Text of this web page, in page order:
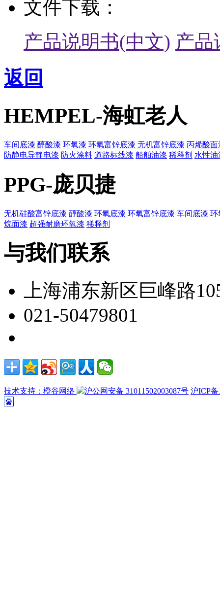
文件下载：
产品说明书(中文) 产品
返回
HEMPEL-海虹老人
车间底漆 醇酸漆 环氧漆 环氧富锌底漆 无机富锌底漆 丙烯酸面
防静电导静电漆 防火涂料 道路标线漆 船舶油漆 稀释剂 水性油
PPG-庞贝捷
无机硅酸富锌底漆 醇酸漆 环氧底漆 环氧富锌底漆 车间底漆 环
烷面漆 超强耐磨环氧漆 稀释剂
与我们联系
上海浦东新区巨峰路
021-50479801
技术支持：橙谷网络 沪公网安备 31011502003087号 沪ICP备